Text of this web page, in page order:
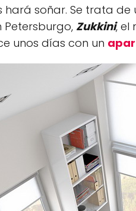
hará soñar. Se trata de
Petersburgo, Zukkini, el
unos días con un